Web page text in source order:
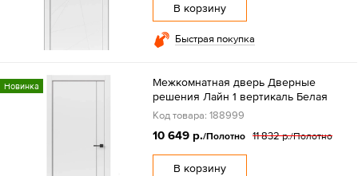
В корзину
Быстрая покупка
Новинка
Межкомнатная дверь Дверные
решения Лайн 1 вертикаль Белая
Код товара: 188999
10 649 р./Полотно 11 832 р./Полотно
В корзину